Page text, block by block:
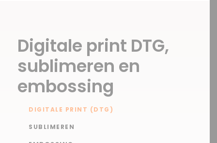
Digitale print DTG,
sublimeren en
embossing
DIGITALE PRINT (DTG)
SUBLIMEREN